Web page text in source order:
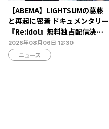
【ABEMA】LIGHTSUMの葛藤
と再起に密着 ドキュメンタリー
『Re:Idol』無料独占配信決
定…デビュー6年目の壁と2年間
の空白期に迫る
2026年08月06日 12:30
ニュース